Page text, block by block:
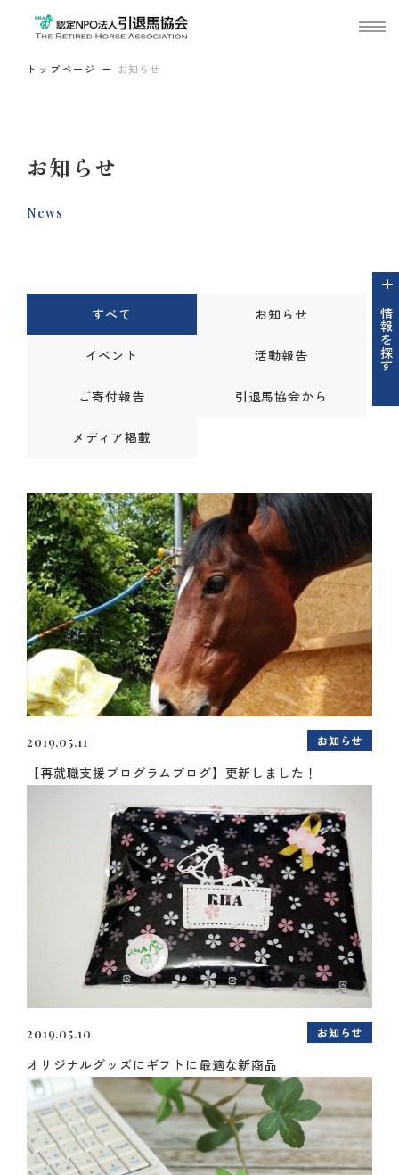
トップページ お知らせ
お知らせ
News
情報を探す
すべて お知らせ
イベント 活動報告
ご寄付報告 引退馬協会から
メディア掲載
2019.05.11 お知らせ
【再就職支援プログラムブログ】更新しました！
2019.05.10 お知らせ
オリジナルグッズにギフトに最適な新商品